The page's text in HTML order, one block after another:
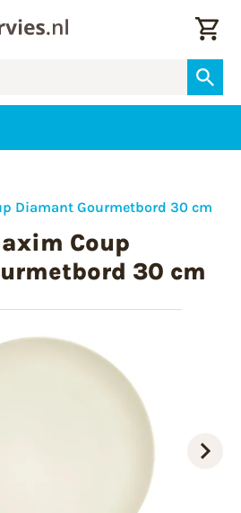
Diamant Gourmetbord 30 cm
Coup
30 cm